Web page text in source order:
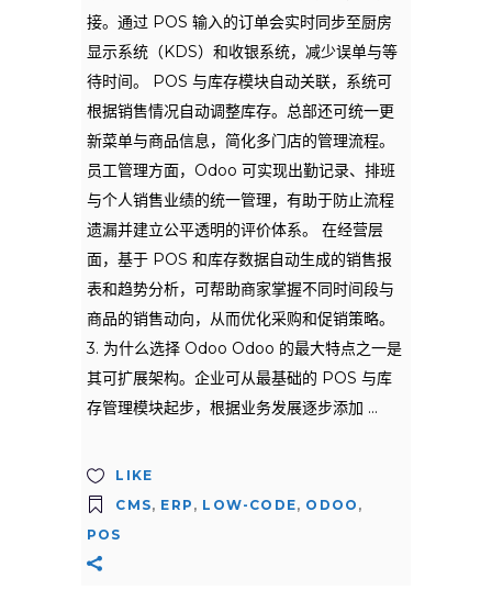
接。通过 POS 输入的订单会实时同步至厨房
显示系统（KDS）和收银系统，减少误单与等
待时间。 POS 与库存模块自动关联，系统可
根据销售情况自动调整库存。总部还可统一更
新菜单与商品信息，简化多门店的管理流程。
员工管理方面，Odoo 可实现出勤记录、排班
与个人销售业绩的统一管理，有助于防止流程
遗漏并建立公平透明的评价体系。 在经营层
面，基于 POS 和库存数据自动生成的销售报
表和趋势分析，可帮助商家掌握不同时间段与
商品的销售动向，从而优化采购和促销策略。
3. 为什么选择 Odoo Odoo 的最大特点之一是
其可扩展架构。企业可从最基础的 POS 与库
存管理模块起步，根据业务发展逐步添加
LIKE
CMS, ERP , LOW-CODE, ODOO ,
POS